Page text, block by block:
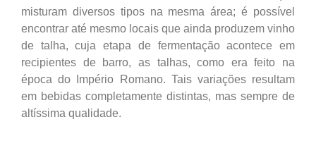
misturam diversos tipos na mesma área; é possível
encontrar até mesmo locais que ainda produzem vinho
de talha, cuja etapa de fermentação acontece em
recipientes de barro, as talhas, como era feito na
época do Império Romano. Tais variações resultam
em bebidas completamente distintas, mas sempre de
altíssima qualidade.